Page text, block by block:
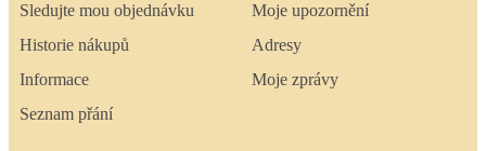
Sledujte mou objednávku
Historie nákupů
Informace
Seznam přání
Moje upozornění
Adresy
Moje zprávy